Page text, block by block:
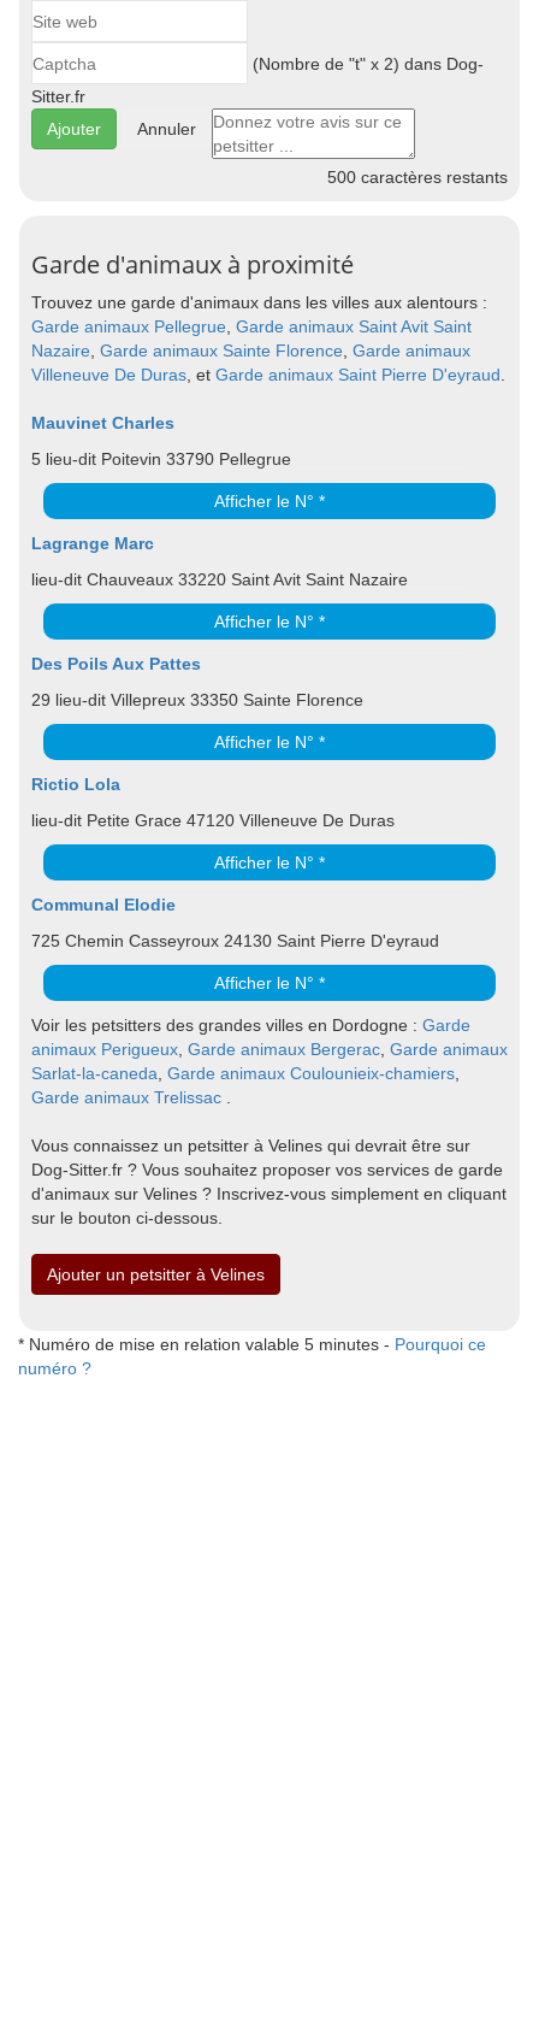
(Nombre de "t" x 2) dans Dog-
Sitter.fr
Annuler
500 caractères restants
Garde d'animaux à proximité
Trouvez une garde d'animaux dans les villes aux alentours :
Garde animaux Pellegrue Garde animaux Saint Avit Saint
Nazaire Garde animaux Sainte Florence Garde animaux
Villeneuve De Duras , et Garde animaux Saint Pierre D'eyraud
Mauvinet Charles
5 lieu-dit Poitevin 33790 Pellegrue
Afficher le N° *
Lagrange Marc
lieu-dit Chauveaux 33220 Saint Avit Saint Nazaire
Afficher le N° *
Des Poils Aux Pattes
29 lieu-dit Villepreux 33350 Sainte Florence
Afficher le N° *
Rictio Lola
lieu-dit Petite Grace 47120 Villeneuve De Duras
Afficher le N° *
Communal Elodie
725 Chemin Casseyroux 24130 Saint Pierre D'eyraud
Afficher le N° *
Voir les petsitters des grandes villes en Dordogne : Garde
animaux Perigueux Garde animaux Bergerac Garde animaux
Sarlat-la-caneda Garde animaux Coulounieix-chamiers
Garde animaux Trelissac
Vous connaissez un petsitter à Velines qui devrait être sur
Dog-Sitter.fr ? Vous souhaitez proposer vos services de garde
d'animaux sur Velines ? Inscrivez-vous simplement en cliquant
sur le bouton ci-dessous.
Ajouter un petsitter à Velines
* Numéro de mise en relation valable 5 minutes - Pourquoi ce
numéro ?